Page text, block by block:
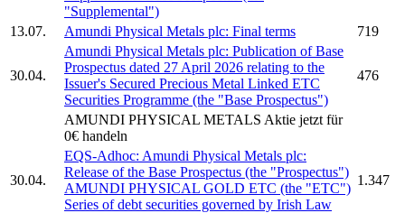
"Supplemental")
13.07. Amundi Physical Metals plc: Final terms 719
30.04.
Amundi Physical Metals plc: Publication of Base
Prospectus dated 27 April 2026 relating to the
Issuer's Secured Precious Metal Linked ETC
Securities Programme (the "Base Prospectus")
476
AMUNDI PHYSICAL METALS Aktie jetzt für
0€ handeln
30.04.
EQS-Adhoc: Amundi Physical Metals plc:
Release of the Base Prospectus (the "Prospectus")
AMUNDI PHYSICAL GOLD ETC (the "ETC")
Series of debt securities governed by Irish Law
1.347